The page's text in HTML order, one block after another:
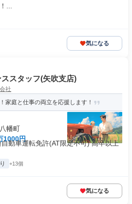
...
気になる
スタッフ(矢吹支店)
社
家庭と仕事の両立を応援します！
幡町
1000円
動車運転免許(AT限定不可) 高卒以上
+13個
気になる